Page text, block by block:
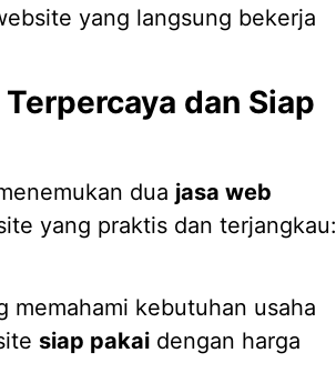
yang langsung bekerja
dan Siap
dua jasa web
yang praktis dan terjangkau:
memahami kebutuhan usaha
siap pakai dengan harga